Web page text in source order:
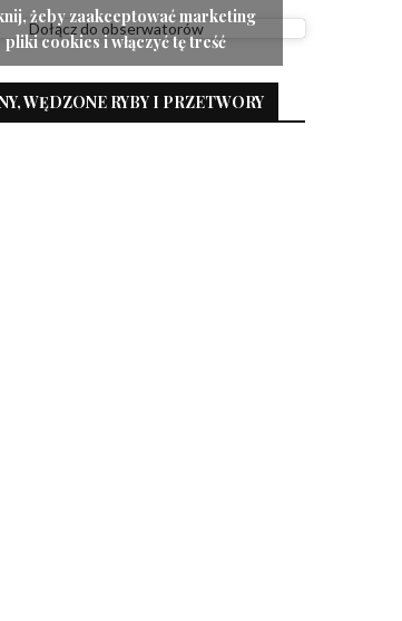
Dołącz do obserwatorów
żeby zaakceptować marketing
pliki cookies i włączyć tę treść
WĘDZONE RYBY I PRZETWORY